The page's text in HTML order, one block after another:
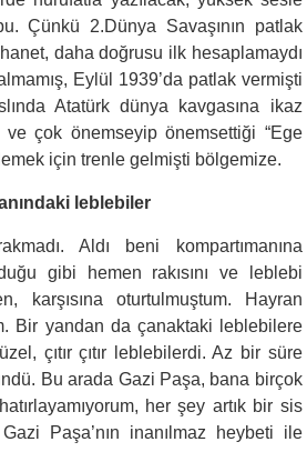
Çünkü 2.Dünya Savaşının patlak
daha doğrusu ilk hesaplamaydı
Eylül 1939’da patlak vermişti
Atatürk dünya kavgasına ikaz
çok önemseyip önemsettiği “Ege
için trenle gelmişti bölgemize.
leblebiler
Aldı beni kompartımanına
gibi hemen rakısını ve leblebi
karşısına oturtulmuştum. Hayran
Bir yandan da çanaktaki leblebilere
çıtır çıtır leblebilerdi. Az bir süre
Bu arada Gazi Paşa, bana birçok
her şey artık bir sis
Paşa’nın inanılmaz heybeti ile